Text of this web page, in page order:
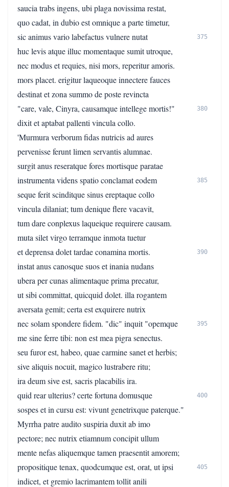
saucia trabs ingens, ubi plaga novissima restat,
quo cadat, in dubio est omnique a parte timetur,
sic animus vario labefactus vulnere nutat
375
huc levis atque illuc momentaque sumit utroque,
nec modus et requies, nisi mors, reperitur amoris.
mors placet. erigitur laqueoque innectere fauces
destinat et zona summo de poste revincta
"care, vale, Cinyra, causamque intellege mortis!"
380
dixit et aptabat pallenti vincula collo.
'Murmura verborum fidas nutricis ad aures
pervenisse ferunt limen servantis alumnae.
surgit anus reseratque fores mortisque paratae
instrumenta videns spatio conclamat eodem
385
seque ferit scinditque sinus ereptaque collo
vincula dilaniat; tum denique flere vacavit,
tum dare conplexus laqueique requirere causam.
muta silet virgo terramque inmota tuetur
et deprensa dolet tardae conamina mortis.
390
instat anus canosque suos et inania nudans
ubera per cunas alimentaque prima precatur,
ut sibi committat, quicquid dolet. illa rogantem
aversata gemit; certa est exquirere nutrix
nec solam spondere fidem. "dic" inquit "opemque
395
me sine ferre tibi: non est mea pigra senectus.
seu furor est, habeo, quae carmine sanet et herbis;
sive aliquis nocuit, magico lustrabere ritu;
ira deum sive est, sacris placabilis ira.
quid rear ulterius? certe fortuna domusque
400
sospes et in cursu est: vivunt genetrixque paterque."
Myrrha patre audito suspiria duxit ab imo
pectore; nec nutrix etiamnum concipit ullum
mente nefas aliquemque tamen praesentit amorem;
propositique tenax, quodcumque est, orat, ut ipsi
405
indicet, et gremio lacrimantem tollit anili